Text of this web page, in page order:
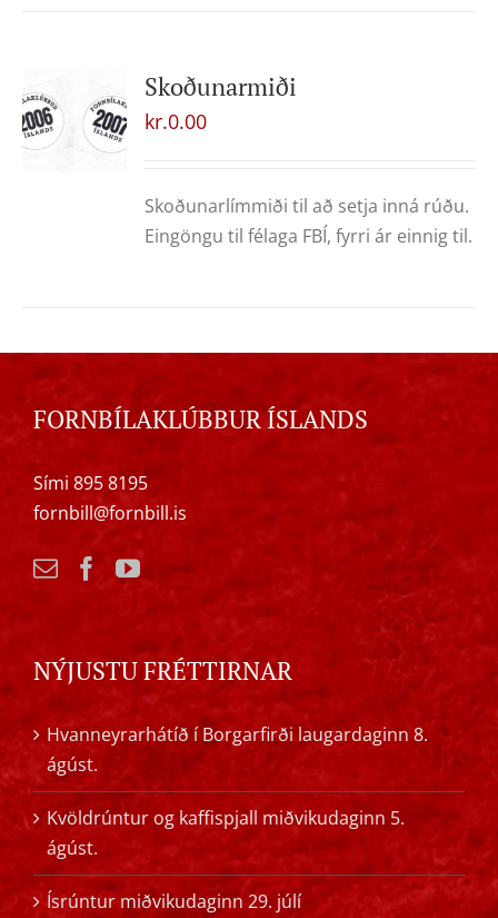
Skoðunarmiði
kr.0.00
Skoðunarlímmiði til að setja inná rúðu.
Eingöngu til félaga FBÍ, fyrri ár einnig til.
FORNBÍLAKLÚBBUR ÍSLANDS
Sími 895 8195
fornbill@fornbill.is
NÝJUSTU FRÉTTIRNAR
Hvanneyrarhátíð í Borgarfirði laugardaginn 8.
ágúst.
Kvöldrúntur og kaffispjall miðvikudaginn 5.
ágúst.
Ísrúntur miðvikudaginn 29. júlí